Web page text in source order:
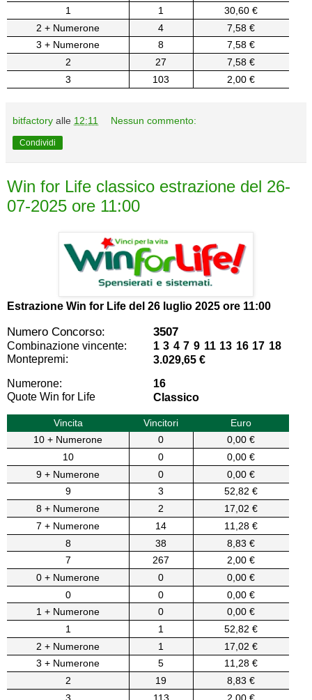
1
1
30,60 €
2 + Numerone
4
7,58 €
3 + Numerone
8
7,58 €
2
27
7,58 €
3
103 2,00 €
bitfactory alle 12:11 Nessun commento:
Condividi
Win for Life classico estrazione del 26-
07-2025 ore 11:00
Estrazione Win for Life del 26 luglio 2025 ore 11:00
Numero Concorso: 3507
Combinazione vincente:
1 3 4 7 9 11 13 16 17 18
Montepremi:
3.029,65 €
Numerone:
16
Quote Win for Life
Classico
Vincita Vincitori
Euro
10 + Numerone
0
0,00 €
10
0
0,00 €
9 + Numerone
0
0,00 €
9
3
52,82 €
8 + Numerone
2
17,02 €
7 + Numerone
14
11,28 €
8
38
8,83 €
7
267
2,00 €
0 + Numerone
0
0,00 €
0
0
0,00 €
1 + Numerone
0
0,00 €
1
1
52,82 €
2 + Numerone
1
17,02 €
3 + Numerone
5
11,28 €
2
19
8,83 €
3
113 2,00 €